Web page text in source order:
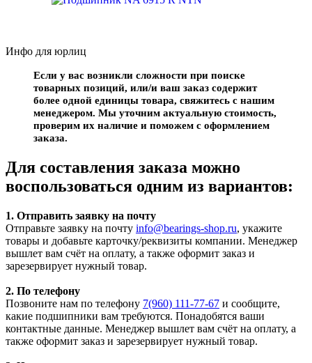
Инфо для юрлиц
Если у вас возникли сложности при поиске
товарных позиций, или/и ваш заказ содержит
более одной единицы товара, свяжитесь с нашим
менеджером. Мы уточним актуальную стоимость,
проверим их наличие и поможем с оформлением
заказа.
Для составления заказа можно
воспользоваться одним из вариантов:
1. Отправить заявку на почту
Отправьте заявку на почту info@bearings-shop.ru, укажите
товары и добавьте карточку/реквизиты компании. Менеджер
вышлет вам счёт на оплату, а также оформит заказ и
зарезервирует нужный товар.
2. По телефону
Позвоните нам по телефону 7(960) 111-77-67 и сообщите,
какие подшипники вам требуются. Понадобятся ваши
контактные данные. Менеджер вышлет вам счёт на оплату, а
также оформит заказ и зарезервирует нужный товар.